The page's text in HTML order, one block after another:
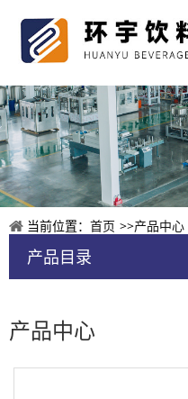
当前位置： 首页 >>产品中心
产品目录
产品中心